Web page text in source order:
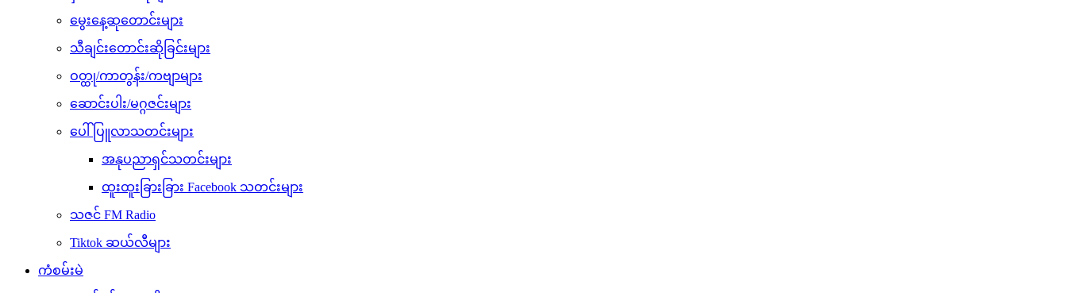
မွေးနေ့ဆုတောင်းများ
သီချင်းတောင်းဆိုခြင်းများ
ဝတ္ထု/ကာတွန်း/ကဗျာများ
ဆောင်းပါး/မဂ္ဂဇင်းများ
ပေါ်ပြူလာသတင်းများ
အနုပညာရှင်သတင်းများ
ထူးထူးခြားခြား Facebook သတင်းများ
သဇင် FM Radio
Tiktok ဆယ်လီများ
ကံစမ်းမဲ